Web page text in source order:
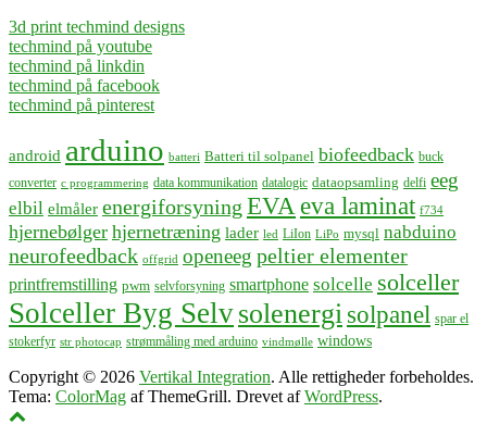
3d print techmind designs
techmind på youtube
techmind på linkdin
techmind på facebook
techmind på pinterest
android arduino batteri Batteri til solpanel biofeedback buck
converter c programmering data kommunikation datalogic dataopsamling delfi eeg
elbil elmåler energiforsyning EVA eva laminat f734
hjernebølger hjernetræning lader led LiIon LiPo mysql nabduino
neurofeedback offgrid openeeg peltier elementer
printfremstilling pwm selvforsyning smartphone solcelle solceller
Solceller Byg Selvsolenergisolpanel spar el
stokerfyr str photocap strømmåling med arduino vindmølle windows
Copyright © 2026 Vertikal Integration. Alle rettigheder forbeholdes.
Tema: ColorMag af ThemeGrill. Drevet afWordPress.